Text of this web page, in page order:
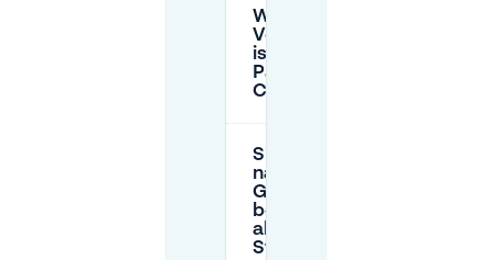
Welche öffentliche
Verkehrsmöglichkeit
ist eine gute
Parkoption für
Cinetol (P+R)?
Sind
nahegelegene
Garagen eine
bessere Wahl
als Parken am
Straßenrand?